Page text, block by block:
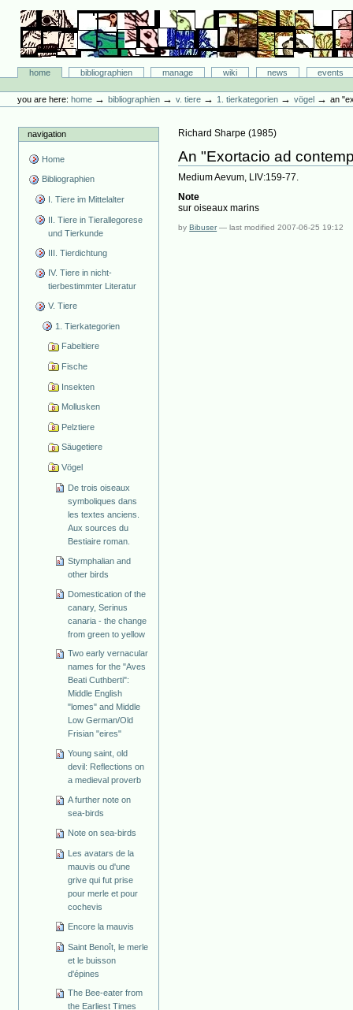
content.
navigation
Bibliographie-Portal
Sectionshome bibliographien manage wiki news
events
tools
you are here: home →bibliographien →v. tiere →1. tierkategorien →vögel →an
navigation
Home
Bibliographien
I. Tiere im Mittelalter
II. Tiere in Tierallegorese
und Tierkunde
III. Tierdichtung
IV. Tiere in nicht-
tierbestimmter Literatur
V. Tiere
1. Tierkategorien
Fabeltiere
Fische
Insekten
Mollusken
Pelztiere
Säugetiere
Vögel
De trois oiseaux
symboliques dans
les textes anciens.
Aux sources du
Bestiaire roman.
Stymphalian and
other birds
Domestication of the
canary, Serinus
canaria - the change
from green to yellow
Two early vernacular
names for the "Aves
Beati Cuthberti":
Middle English
"lomes" and Middle
Low German/Old
Frisian "eires"
Young saint, old
devil: Reflections on
a medieval proverb
A further note on
sea-birds
Note on sea-birds
Les avatars de la
mauvis ou d'une
grive qui fut prise
pour merle et pour
cochevis
Encore la mauvis
Saint Benoît, le merle
et le buisson
d'épines
The Bee-eater from
the Earliest Times
Richard Sharpe (1985)
An "Exortacio ad
Medium Aevum, LIV:159-77.
Note
sur oiseaux marins
byBibuser —last modified2007-06-25 19:12